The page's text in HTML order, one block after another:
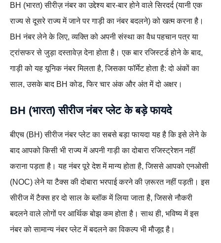
BH (भारत) सीरीज़ नंबर का उद्देश्य बार-बार होने वाले सिरदर्द (यानी एक
राज्य से दूसरे राज्य में जाने पर गाड़ी का नंबर बदलने) को खत्म करना है।
BH नंबर लेने के लिए, व्यक्ति को अपनी संस्था का वैध पहचान पत्र या
ट्रांसफर से जुड़ा दस्तावेज़ देना होता है। एक बार रजिस्टर्ड होने के बाद,
गाड़ी को यह यूनिक नंबर मिलता है, जिसका फॉर्मेट होता है: दो अंकों का
साल, उसके बाद BH कोड, फिर चार अंक और अंत में दो अक्षर।
BH (भारत) सीरीज नंबर प्लेट के बड़े फायदे
बीएच (BH) सीरीज नंबर प्लेट का सबसे बड़ा फायदा यह है कि इसे लेने के
बाद आपको किसी भी राज्य में अपनी गाड़ी का दोबारा रजिस्ट्रेशन नहीं
कराना पड़ता है। यह नंबर पूरे देश में मान्य होता है, जिससे आपको एनओसी
(NOC) लेने या टैक्स की दोबारा भरपाई करने की ज़रूरत नहीं पड़ती। इस
सीरीज में टैक्स हर दो साल के ब्लॉक में लिया जाता है, जिससे नौकरी
बदलने वाले लोगों पर आर्थिक बोझ कम होता है। साथ ही, भविष्य में इस
नंबर को सामान्य नंबर प्लेट में बदलने का विकल्प भी मौजूद है।